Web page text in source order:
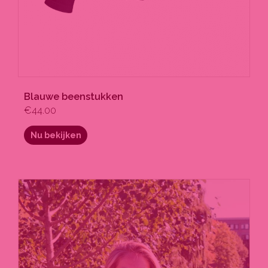
Blauwe beenstukken
€44.00
Nu bekijken
Dit
product
heeft
meerdere
variaties.
Deze
optie